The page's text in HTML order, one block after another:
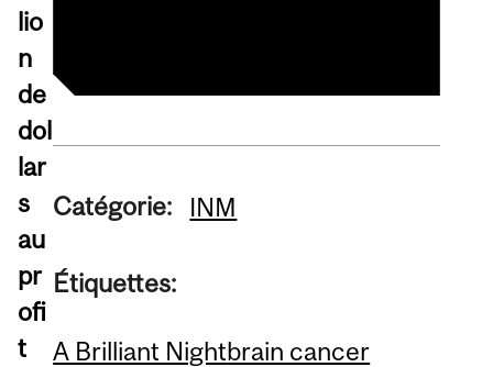
lio
n
de
dol
lar
s
au
pr
ofi
t
Catégorie: INM
Étiquettes:
A Brilliant Nightbrain cancer